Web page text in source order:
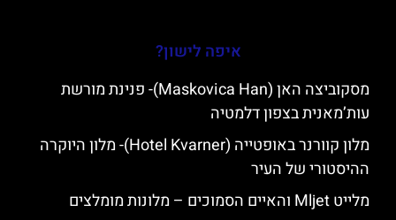
איפה לישון?
מסקוביצה האן (Maskovica Han)- פנינת מורשת
עות’מאנית בצפון דלמטיה
מלון קוורנר באופטייה (Hotel Kvarner)- מלון היוקרה
ההיסטורי של העיר
מלייט Mljet והאיים הסמוכים – מלונות מומלצים